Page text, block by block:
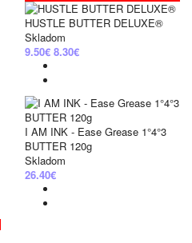
HUSTLE BUTTER DELUXE®
Skladom
9.50€ 8.30€
I AM INK - Ease Grease 1°4°3
BUTTER 120g
Skladom
26.40€